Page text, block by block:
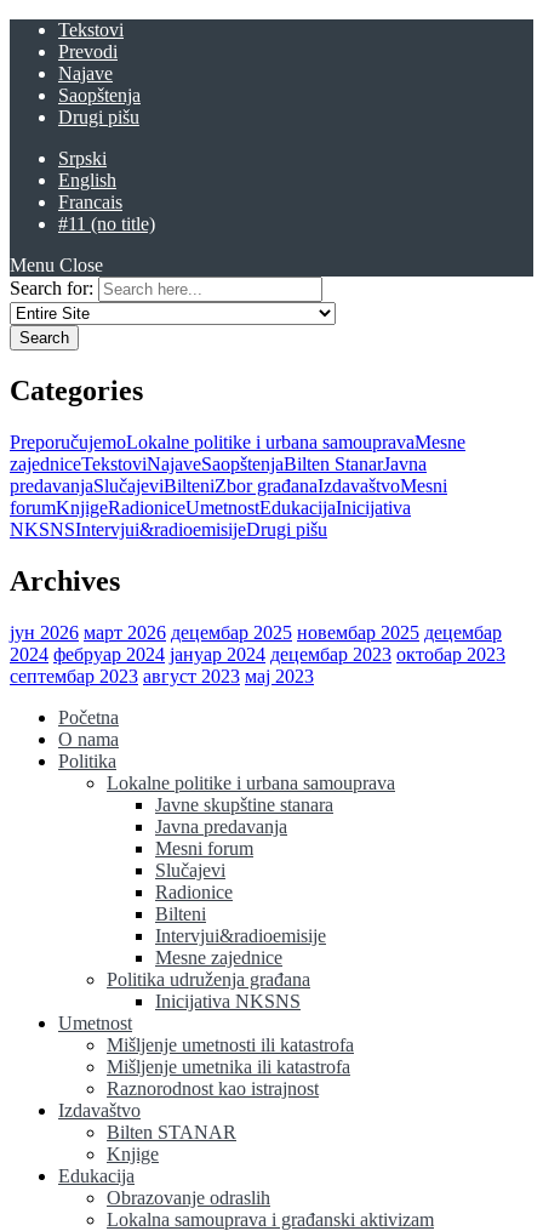
Tekstovi
Prevodi
Najave
Saopštenja
Drugi pišu
Srpski
English
Francais
#11 (no title)
Menu Close
Search for:
Categories
PreporučujemoLokalne politike i urbana samoupravaMesne
zajedniceTekstoviNajaveSaopštenjaBilten StanarJavna
predavanjaSlučajeviBilteniZbor građanaIzdavaštvoMesni
forumKnjigeRadioniceUmetnostEdukacijaInicijativa
NKSNSIntervjui&radioemisijeDrugi pišu
Archives
јун 2026 март 2026 децембар 2025 новембар 2025 децембар
2024 фебруар 2024 јануар 2024 децембар 2023 октобар 2023
септембар 2023 август 2023 мај 2023
Početna
O nama
Politika
Lokalne politike i urbana samouprava
Javne skupštine stanara
Javna predavanja
Mesni forum
Slučajevi
Radionice
Bilteni
Intervjui&radioemisije
Mesne zajednice
Politika udruženja građana
Inicijativa NKSNS
Umetnost
Mišljenje umetnosti ili katastrofa
Mišljenje umetnika ili katastrofa
Raznorodnost kao istrajnost
Izdavaštvo
Bilten STANAR
Knjige
Edukacija
Obrazovanje odraslih
Lokalna samouprava i građanski aktivizam